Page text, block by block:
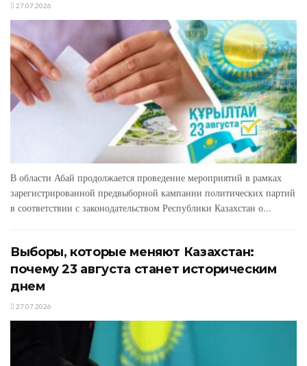
27.07.2026
В области Абай продолжается проведение мероприятий в рамках
зарегистрированной предвыборной кампании политических партий
в соответствии с законодательством Республики Казахстан о...
Выборы, которые меняют Казахстан:
почему 23 августа станет историческим
днем
27.07.2026